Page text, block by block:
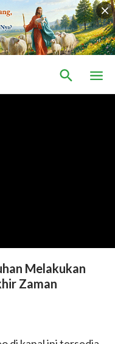
Melakukan
Zaman